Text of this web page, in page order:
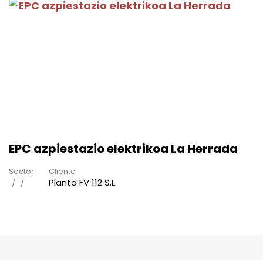
EPC azpiestazio elektrikoa La Herrada
Sector Cliente
Planta FV 112 S.L.